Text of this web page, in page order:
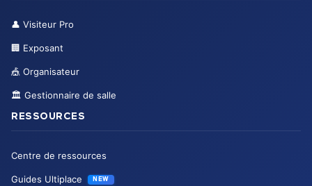
👤 Visiteur Pro
🏢 Exposant
🎪 Organisateur
🏛️ Gestionnaire de salle
RESSOURCES
Centre de ressources
Guides Ultiplace NEW